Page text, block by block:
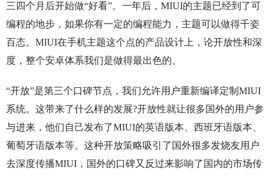
三四个月后开始做“好看”。一年后，MIUI的主题已经到了可
编程的地步，如果你有一定的编程能力，主题可以做得千姿
百态。MIUI在手机主题这个点的产品设计上，论开放性和深
度，整个安卓体系我们是做得最出色的。
“开放”是第三个口碑节点，我们允许用户重新编译定制MIUI
系统。这带来了什么样的发展?开放性就让很多国外的用户参
与进来，他们自己发布了MIUI的英语版本、西班牙语版本、
葡萄牙语版本等。这种开放策略吸引了国外很多发烧友用户
去深度传播MIUI，国外的口碑又反过来影响了国内的市场传